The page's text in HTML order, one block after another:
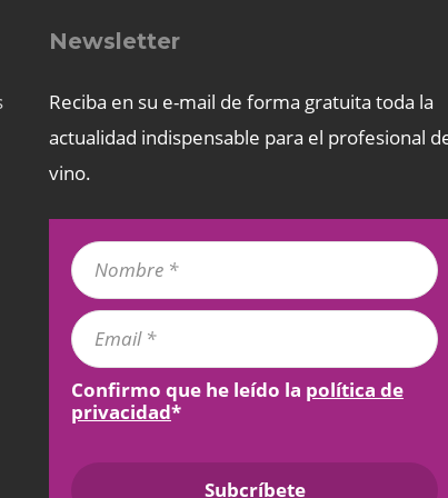
Newsletter
Reciba en su e-mail de forma gratuita toda la
actualidad indispensable para el profesional
vino.
Confirmo que he leído la política de
privacidad*